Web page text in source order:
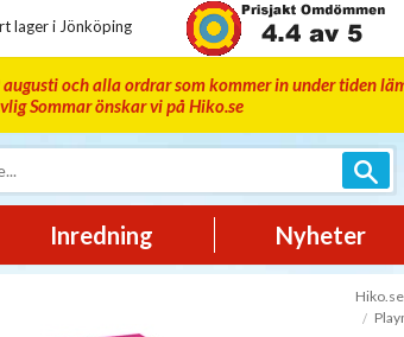
lager i Jönköping
och alla ordrar som kommer in under tiden
Sommar önskar vi på Hiko.se
Inredning Nyheter
Hiko.se